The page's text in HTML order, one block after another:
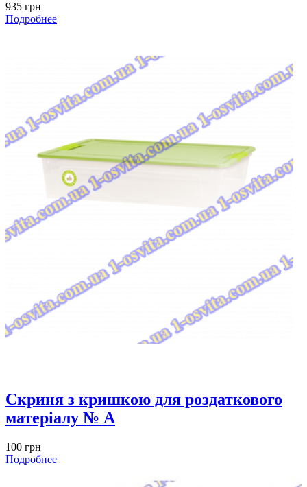
935 грн
Подробнее
Скриня з кришкою для роздаткового
матеріалу № A
100 грн
Подробнее